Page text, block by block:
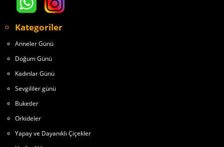
Kategoriler
Anneler Günü
Doğum Günü
Kadınlar Günü
Sevgililer günü
Buketler
Orkideler
Yapay ve Dayanıklı Çiçekler